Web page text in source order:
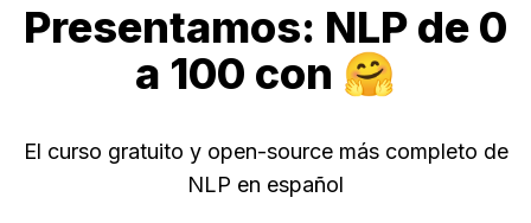
Presentamos: NLP de 0
a 100 con 🤗
El curso gratuito y open-source más completo de
NLP en español